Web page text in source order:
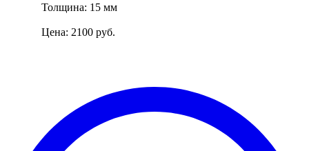
Толщина: 15 мм
Цена: 2100 руб.